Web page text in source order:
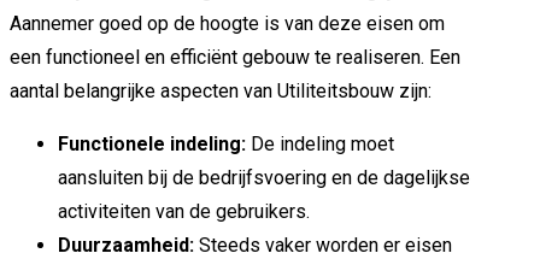
Aannemer goed op de hoogte is van deze eisen om
een functioneel en efficiënt gebouw te realiseren. Een
aantal belangrijke aspecten van Utiliteitsbouw zijn:
Functionele indeling: De indeling moet
aansluiten bij de bedrijfsvoering en de dagelijkse
activiteiten van de gebruikers.
Duurzaamheid: Steeds vaker worden er eisen